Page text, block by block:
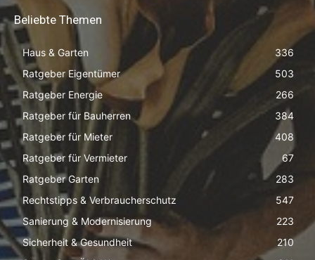
Beliebte Themen
Haus & Garten
336
Ratgeber Eigentümer
503
Ratgeber Energie
266
Ratgeber für Bauherren
384
Ratgeber für Mieter
408
Ratgeber für Vermieter
67
Ratgeber Garten
283
Rechtstipps & Verbraucherschutz
547
Sanierung & Modernisierung
223
Sicherheit & Gesundheit
210